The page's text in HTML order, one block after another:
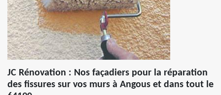
JC Rénovation : Nos façadiers pour la réparation
des fissures sur vos murs à Angous et dans tout le